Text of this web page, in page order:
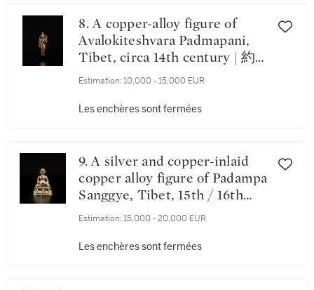
8. A copper-alloy figure of
Avalokiteshvara Padmapani,
Tibet, circa 14th century | 約
十四世紀 藏傳銅合金觀音菩薩
Estimation: 10,000 - 15,000 EUR
Les enchères sont fermées
9. A silver and copper-inlaid
copper alloy figure of Padampa
Sanggye, Tibet, 15th / 16th
century | 十五 / 十六世紀 藏傳
像
Estimation: 15,000 - 20,000 EUR
Les enchères sont fermées